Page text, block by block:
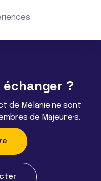
échanger ?
de Mélanie ne sont
de Majeur·e·s.